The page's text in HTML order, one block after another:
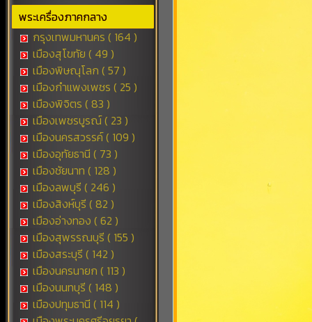
พระเครื่องภาคกลาง
กรุงเทพมหานคร ( 164 )
เมืองสุโขทัย ( 49 )
เมืองพิษณุโลก ( 57 )
เมืองกำแพงเพชร ( 25 )
เมืองพิจิตร ( 83 )
เมืองเพชรบูรณ์ ( 23 )
เมืองนครสวรรค์ ( 109 )
เมืองอุทัยธานี ( 73 )
เมืองชัยนาท ( 128 )
เมืองลพบุรี ( 246 )
เมืองสิงห์บุรี ( 82 )
เมืองอ่างทอง ( 62 )
เมืองสุพรรณบุรี ( 155 )
เมืองสระบุรี ( 142 )
เมืองนครนายก ( 113 )
เมืองนนทบุรี ( 148 )
เมืองปทุมธานี ( 114 )